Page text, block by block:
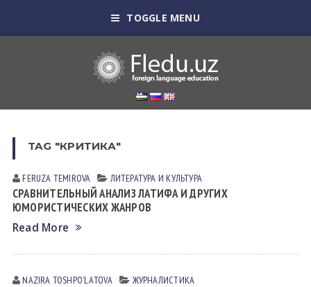
TOGGLE MENU
TAG "КРИТИКА"
FERUZA TEMIROVA ЛИТЕРАТУРА И КУЛЬТУРА
СРАВНИТЕЛЬНЫЙ АНАЛИЗ ЛАТИФА И ДРУГИХ
ЮМОРИСТИЧЕСКИХ ЖАНРОВ
Read More
NAZIRA TOSHPOʼLАTOVА ЖУРНАЛИСТИКА